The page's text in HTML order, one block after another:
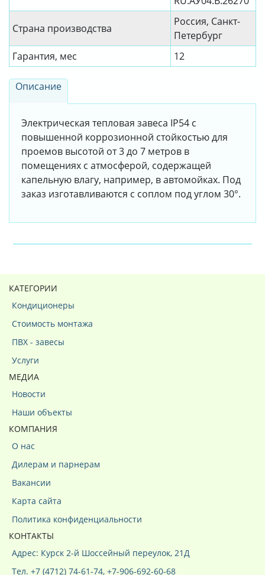
Страна производства
Россия, Санкт-
Петербург
Гарантия, мес
12
Описание
Электрическая тепловая завеса IP54 с
повышенной коррозионной стойкостью для
проемов высотой от 3 до 7 метров в
помещениях с атмосферой, содержащей
капельную влагу, например, в автомойках. Под
заказ изготавливаются с соплом под углом 30°.
КАТЕГОРИИ
Кондиционеры
Стоимость монтажа
ПВХ - завесы
Услуги
МЕДИА
Новости
Наши объекты
КОМПАНИЯ
О нас
Дилерам и парнерам
Вакансии
Карта сайта
Политика конфиденциальности
КОНТАКТЫ
Адрес: Курск 2-й Шоссейный переулок, 21Д
Тел. +7 (4712) 74-61-74, +7-906-692-60-68